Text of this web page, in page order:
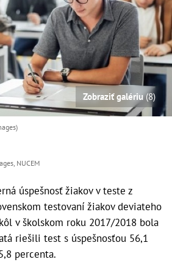
Zobraziť galériu(8)
NUCEM
úspešnosť žiakov v teste z
testovaní žiakov deviateho
v školskom roku 2017/2018 bola
riešili test s úspešnosťou 56,1
percenta.